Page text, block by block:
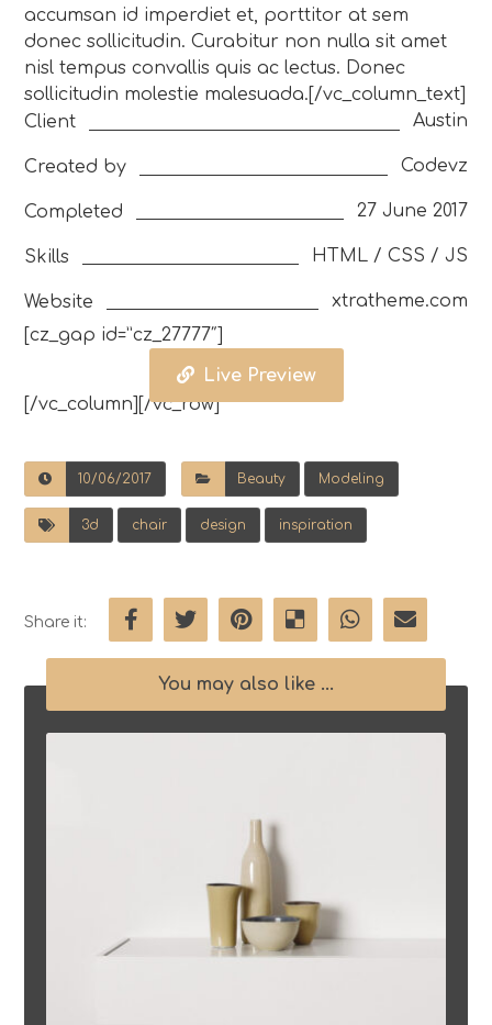
accumsan id imperdiet et, porttitor at sem
donec sollicitudin. Curabitur non nulla sit amet
nisl tempus convallis quis ac lectus. Donec
sollicitudin molestie malesuada.[/vc_column_text]
Client
Austin
Created by Codevz
Completed 27 June 2017
Skills HTML / CSS / JS
Website
xtratheme.com
[cz_gap id=”cz_27777″]
Live Preview
[/vc_column][/vc_row]
10/06/2017 Beauty Modeling
3d chair design inspiration
You may also like ...